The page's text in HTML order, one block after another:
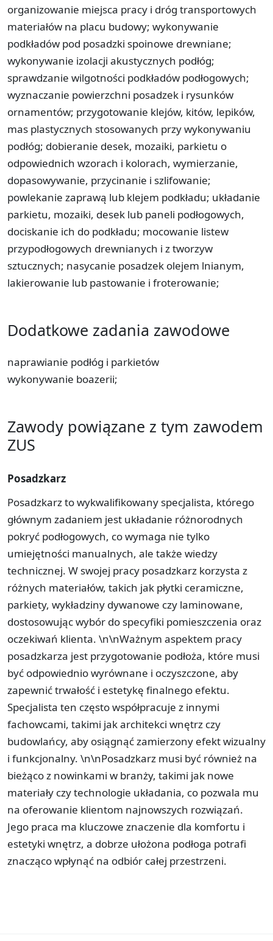
organizowanie miejsca pracy i dróg transportowych
materiałów na placu budowy; wykonywanie
podkładów pod posadzki spoinowe drewniane;
wykonywanie izolacji akustycznych podłóg;
sprawdzanie wilgotności podkładów podłogowych;
wyznaczanie powierzchni posadzek i rysunków
ornamentów; przygotowanie klejów, kitów, lepików,
mas plastycznych stosowanych przy wykonywaniu
podłóg; dobieranie desek, mozaiki, parkietu o
odpowiednich wzorach i kolorach, wymierzanie,
dopasowywanie, przycinanie i szlifowanie;
powlekanie zaprawą lub klejem podkładu; układanie
parkietu, mozaiki, desek lub paneli podłogowych,
dociskanie ich do podkładu; mocowanie listew
przypodłogowych drewnianych i z tworzyw
sztucznych; nasycanie posadzek olejem lnianym,
lakierowanie lub pastowanie i froterowanie;
Dodatkowe zadania zawodowe
naprawianie podłóg i parkietów
wykonywanie boazerii;
Zawody powiązane z tym zawodem
ZUS
Posadzkarz
Posadzkarz to wykwalifikowany specjalista, którego
głównym zadaniem jest układanie różnorodnych
pokryć podłogowych, co wymaga nie tylko
umiejętności manualnych, ale także wiedzy
technicznej. W swojej pracy posadzkarz korzysta z
różnych materiałów, takich jak płytki ceramiczne,
parkiety, wykładziny dywanowe czy laminowane,
dostosowując wybór do specyfiki pomieszczenia oraz
oczekiwań klienta. \n\nWażnym aspektem pracy
posadzkarza jest przygotowanie podłoża, które musi
być odpowiednio wyrównane i oczyszczone, aby
zapewnić trwałość i estetykę finalnego efektu.
Specjalista ten często współpracuje z innymi
fachowcami, takimi jak architekci wnętrz czy
budowlańcy, aby osiągnąć zamierzony efekt wizualny
i funkcjonalny. \n\nPosadzkarz musi być również na
bieżąco z nowinkami w branży, takimi jak nowe
materiały czy technologie układania, co pozwala mu
na oferowanie klientom najnowszych rozwiązań.
Jego praca ma kluczowe znaczenie dla komfortu i
estetyki wnętrz, a dobrze ułożona podłoga potrafi
znacząco wpłynąć na odbiór całej przestrzeni.